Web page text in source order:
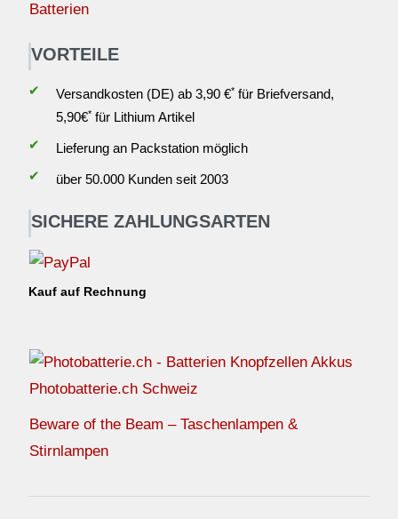
Batterien
VORTEILE
✔ Versandkosten (DE) ab 3,90 €*für Briefversand,
5,90€*für Lithium Artikel
✔
Lieferung an Packstation möglich
✔
über 50.000 Kunden seit 2003
SICHERE ZAHLUNGSARTEN
Kauf auf Rechnung
Photobatterie.ch Schweiz
Beware of the Beam – Taschenlampen &
Stirnlampen